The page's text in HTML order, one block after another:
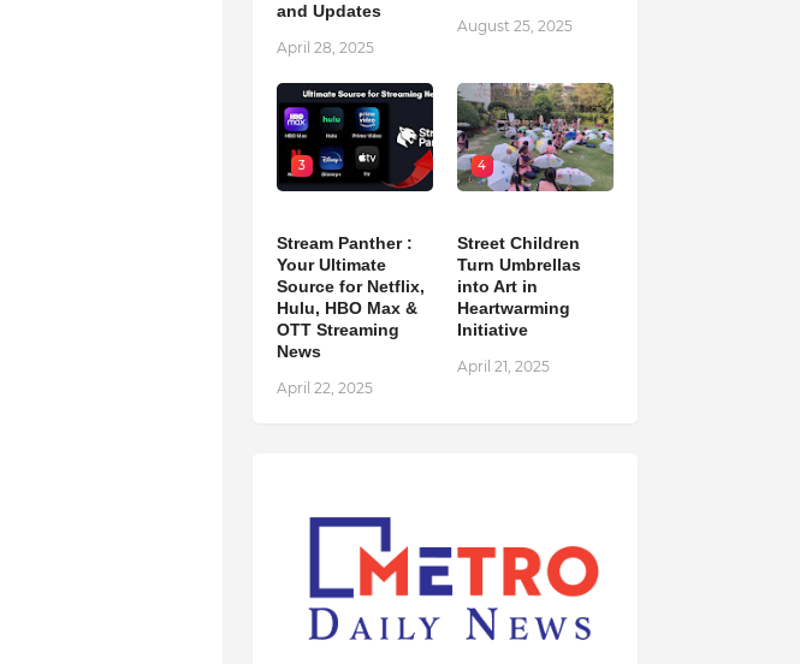
and Updates
April 28, 2025
August 25, 2025
3
Stream Panther :
Your Ultimate
Source for Netflix,
Hulu, HBO Max &
OTT Streaming
News
April 22, 2025
4
Street Children
Turn Umbrellas
into Art in
Heartwarming
Initiative
April 21, 2025